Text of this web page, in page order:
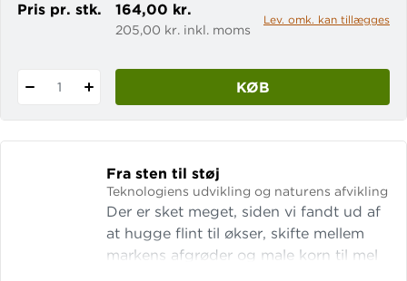
Pris pr. stk. 164,00 kr.
205,00 kr. inkl. moms
Lev. omk. kan tillægges
1 KØB
Fra sten til støj
Teknologiens udvikling og naturens afvikling
Der er sket meget, siden vi fandt ud af
at hugge flint til økser, skifte mellem
markens afgrøder og male korn til mel